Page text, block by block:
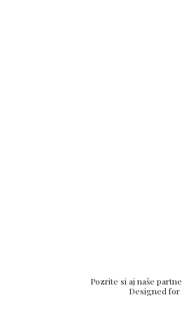
Pozrite si aj naše
Designed for